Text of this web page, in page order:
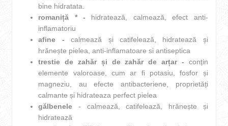
bine hidratata.
romaniță * - hidratează, calmează, efect anti-
inflamatoriu
afine - calmează și catifelează, hidratează și
hrănește pielea, anti-inflamatoare si antiseptica
trestie de zahăr și de zahăr de arțar - conțin
elemente valoroase, cum ar fi potasiu, fosfor și
magneziu, au efecte antibacteriene, proprietăți
calmante și hidrateaza perfect pielea
gălbenele - calmează, catifelează, hrănește și
hidratează